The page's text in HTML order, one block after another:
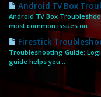
Android TV Box
Android TV Box
most common issues on...
Firestick
Troubleshooting Guide:
guide helps you...